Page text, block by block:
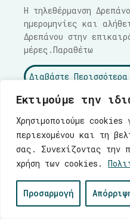
Εκτιμούμε την
Χρησιμοποιούμε cookies
περιεχομένου και τη
σας. Συνεχίζοντας την
χρήση των cookies.
Προσαρμογή
Η τηλεθέρμανση
ημερομηνίες και
Δρεπάνου στην
μέρες.Παραθέτω
Διαβάστε Περισσότερα